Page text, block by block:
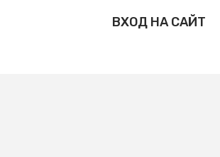
ВХОД НА САЙТ